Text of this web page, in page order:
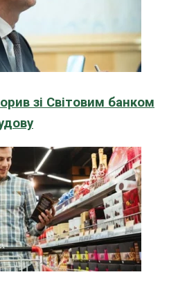
зі Світовим банком